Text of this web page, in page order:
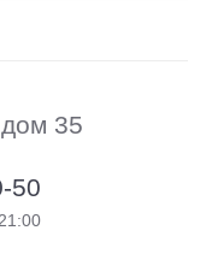
35
50